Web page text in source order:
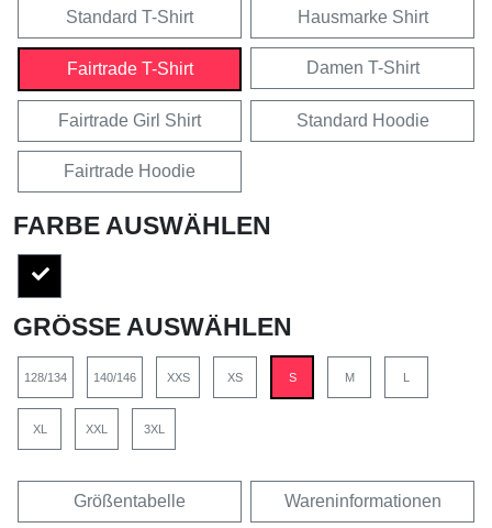
Standard T-Shirt Hausmarke Shirt
Fairtrade T-Shirt Damen T-Shirt
Fairtrade Girl Shirt Standard Hoodie
Fairtrade Hoodie
FARBE AUSWÄHLEN
GRÖSSE AUSWÄHLEN
128/134 140/146 XXS XS S M L
XL XXL 3XL
Größentabelle Wareninformationen